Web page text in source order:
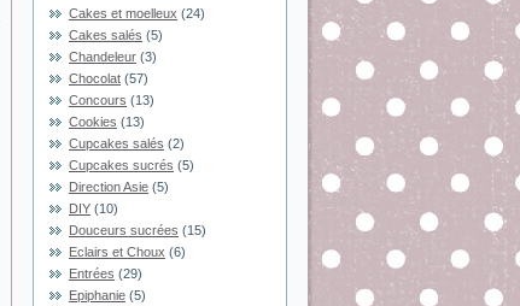
Cakes et moelleux (24)
Cakes salés (5)
Chandeleur (3)
Chocolat (57)
Concours (13)
Cookies (13)
Cupcakes salés (2)
Cupcakes sucrés (5)
Direction Asie (5)
DIY (10)
Douceurs sucrées (15)
Eclairs et Choux (6)
Entrées (29)
Epiphanie (5)